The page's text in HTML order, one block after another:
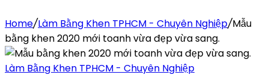
Home/Làm Bằng Khen TPHCM - Chuyên Nghiệp/Mẫu
bằng khen 2020 mới toanh vừa đẹp vừa sang.
Làm Bằng Khen TPHCM - Chuyên Nghiệp